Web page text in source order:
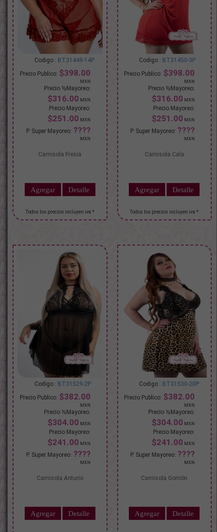
BT31449-14P
$398.00
$316.00
$251.00
Camisola Fresia
BT31450-3P
$398.00
$316.00
$251.00
Camisola Cala
BT31529-2P
$382.00
$304.00
$241.00
Camisola Anturio
BT31530-20P
$382.00
$304.00
$241.00
Camisola Gorrión